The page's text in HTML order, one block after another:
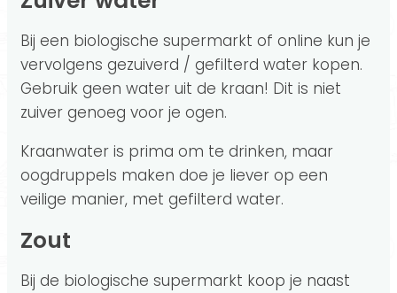
Bij een biologische supermarkt of online kun je
vervolgens gezuiverd / gefilterd water kopen.
Gebruik geen water uit de kraan! Dit is niet
zuiver genoeg voor je ogen.
Kraanwater is prima om te drinken, maar
oogdruppels maken doe je liever op een
veilige manier, met gefilterd water.
Zout
Bij de biologische supermarkt koop je naast